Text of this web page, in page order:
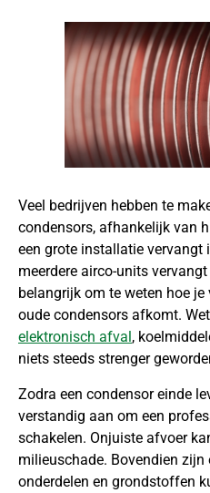
Veel bedrijven hebben te
condensors, afhankelijk van
een grote installatie
meerdere airco-units
belangrijk om te weten hoe
oude condensors afkomt.
elektronisch afval ,
niets steeds strenger
Zodra een condensor einde
verstandig aan om een
schakelen. Onjuiste afvoer
milieuschade. Bovendien zijn
onderdelen en grondstoffen